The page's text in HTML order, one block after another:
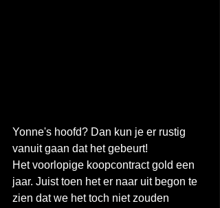
Yonne's hoofd? Dan kun je er rustig
vanuit gaan dat het gebeurt!
Het voorlopige koopcontract gold een
jaar. Juist toen het er naar uit begon te
zien dat we het toch niet zouden